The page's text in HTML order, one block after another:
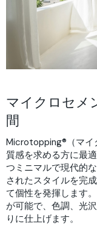
マイクロセメ
間
Microtopping®（マイ
質感を求める方に最
つミニマルで現代的
されたスタイルを完
て個性を発揮します
が可能で、色調、光
りに仕上げます。